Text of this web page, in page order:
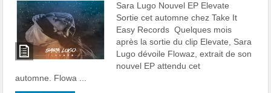
Sara Lugo Nouvel EP Elevate
Sortie cet automne chez Take It
Easy Records Quelques mois
après la sortie du clip Elevate, Sara
Lugo dévoile Flowaz, extrait de son
nouvel EP attendu cet
automne. Flowa ...